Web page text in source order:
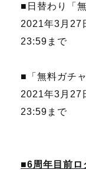
■日替わり「
2021年3月27
23:59まで
■「無料ガチ
2021年3月27
23:59まで
■6周年目前ロ